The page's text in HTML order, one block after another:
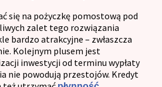
się na pożyczkę pomostową pod
zalet tego rozwiązania
bardzo atrakcyjne – zwłaszcza
Kolejnym plusem jest
inwestycji od terminu wypłaty
nie powodują przestojów. Kredyt